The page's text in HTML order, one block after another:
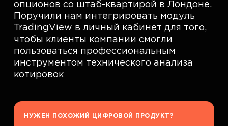
опционов со штаб-квартирой в Лондоне.
Поручили нам интегрировать модуль
TradingView в личный кабинет для того,
чтобы клиенты компании смогли
пользоваться профессиональным
инструментом технического анализа
котировок
НУЖЕН ПОХОЖИЙ ЦИФРОВОЙ ПРОДУКТ?